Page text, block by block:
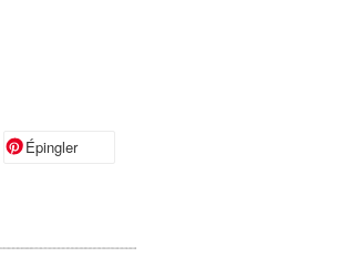
sur XÉpinglerÉpingler sur Pinterest